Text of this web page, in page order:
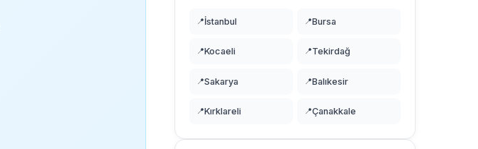
📍İstanbul 📍Bursa
📍Kocaeli 📍Tekirdağ
📍Sakarya 📍Balıkesir
📍Kırklareli 📍Çanakkale